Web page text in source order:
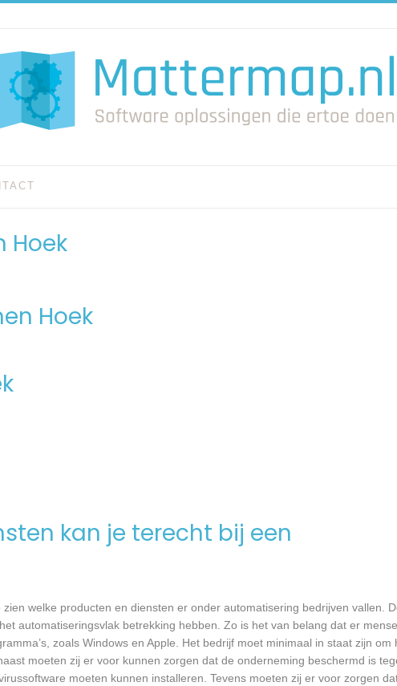
Hoek
Hoek
kan je terecht bij een
welke producten en diensten er onder automatisering bedrijven vallen.
automatiseringsvlak betrekking hebben. Zo is het van belang dat er
zoals Windows en Apple. Het bedrijf moet minimaal in staat zijn om
moeten zij er voor kunnen zorgen dat de onderneming beschermd is
moeten kunnen installeren. Tevens moeten zij er voor zorgen